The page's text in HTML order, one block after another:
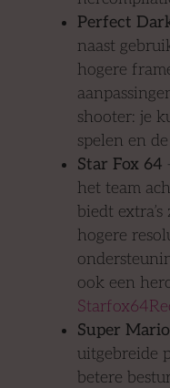
Perfect
naast
hogere
shooter: je
spelen en
Star Fox 64
het team
biedt
hogere
ook een
Super
uitgebreide
betere